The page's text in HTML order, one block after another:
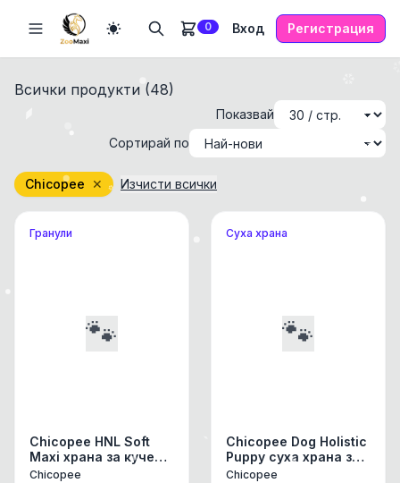
0 Вход Регистрация
Всички продукти (48)
Показвай
Сортирай по
Chicopee ✕ Изчисти всички
Гранули
🐾
Chicopee HNL Soft
Maxi храна за кучета
с щраус и картофи,
Chicopee
Суха храна
🐾
Chicopee Dog Holistic
Puppy суха храна за
подрастващи
Chicopee